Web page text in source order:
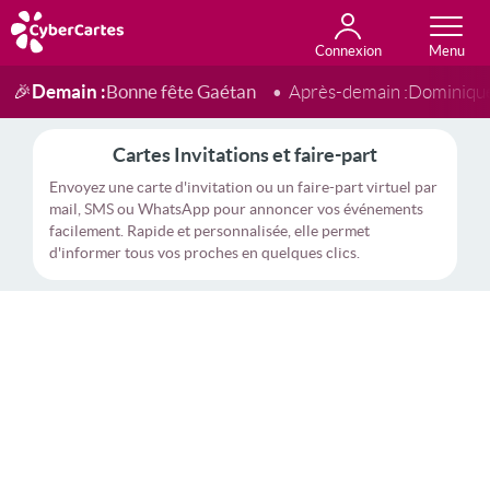
Connexion
Anniversaire
Fête du jour
Amour
Amitié
Merci
Toutes les cartes
🎉Demain :Bonne fête Gaétan Après-demain :
Cartes Invitations et faire-part
Envoyez une carte d'invitation ou un faire-part virtuel par
mail, SMS ou WhatsApp pour annoncer vos événements
facilement. Rapide et personnalisée, elle permet
d'informer tous vos proches en quelques clics.